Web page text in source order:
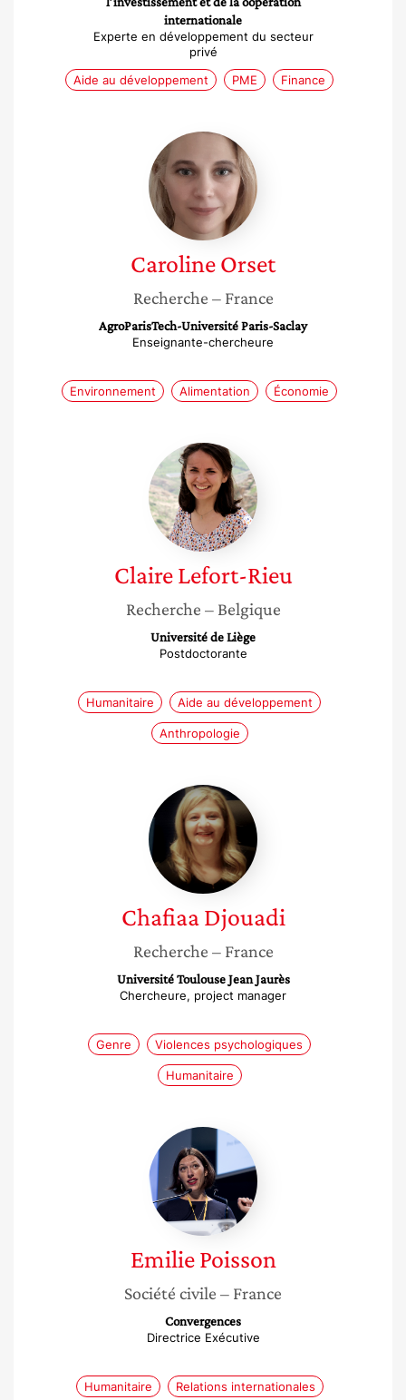
internationale
Experte en développement du secteur
privé
Aide au développement
PME Finance
Caroline
Orset
CarolineOrset
Recherche – France
AgroParisTech-Université Paris-Saclay
Enseignante-chercheure
Environnement Alimentation Économie
Claire
Lefort-
Rieu
Claire Lefort-Rieu
Recherche – Belgique
Université de Liège
Postdoctorante
Humanitaire Aide au développement
Anthropologie
Chafiaa
Djouadi
Chafiaa Djouadi
Recherche – France
Université Toulouse Jean Jaurès
Chercheure, project manager
Genre Violences psychologiques
Humanitaire
Emilie
Poisson
Emilie Poisson
Société civile – France
Convergences
Directrice Exécutive
Humanitaire Relations internationales